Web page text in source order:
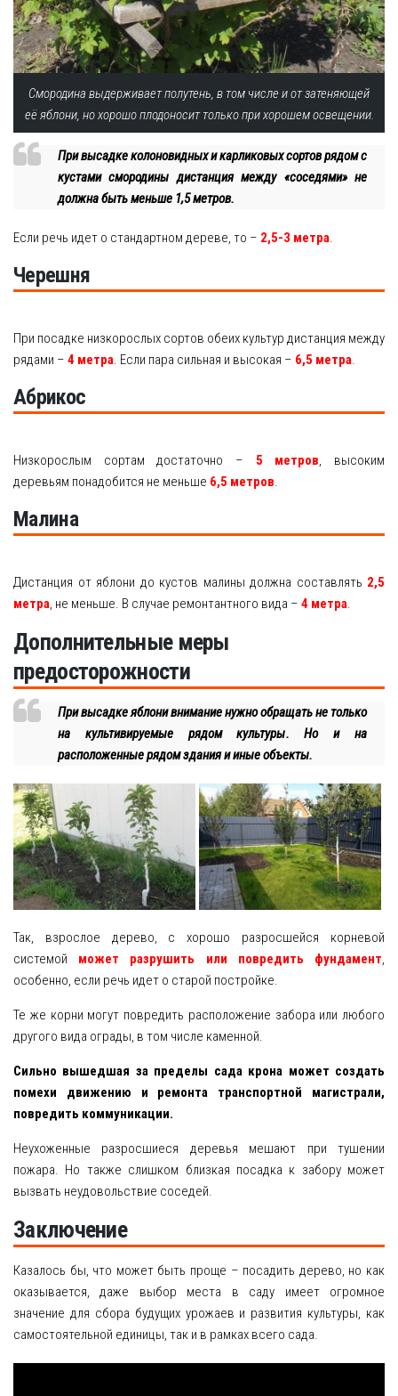
Смородина выдерживает полутень, в том числе и от затеняющей
её яблони, но хорошо плодоносит только при хорошем освещении.
При высадке колоновидных и карликовых сортов рядом с
кустами смородины дистанция между «соседями» не
должна быть меньше 1,5 метров.
Если речь идет о стандартном дереве, то – 2,5-3 метра.
Черешня
При посадке низкорослых сортов обеих культур дистанция между
рядами – 4 метра. Если пара сильная и высокая – 6,5 метра.
Абрикос
Низкорослым сортам достаточно – 5 метров, высоким
деревьям понадобится не меньше 6,5 метров.
Малина
Дистанция от яблони до кустов малины должна составлять 2,5
метра, не меньше. В случае ремонтантного вида – 4 метра.
Дополнительные меры
предосторожности
При высадке яблони внимание нужно обращать не только
на культивируемые рядом культуры. Но и на
расположенные рядом здания и иные объекты.
Так, взрослое дерево, с хорошо разросшейся корневой
системой может разрушить или повредить фундамент
особенно, если речь идет о старой постройке.
Те же корни могут повредить расположение забора или любого
другого вида ограды, в том числе каменной.
Сильно вышедшая за пределы сада крона может создать
помехи движению и ремонта транспортной магистрали,
повредить коммуникации.
Неухоженные разросшиеся деревья мешают при тушении
пожара. Но также слишком близкая посадка к забору может
вызвать неудовольствие соседей.
Заключение
Казалось бы, что может быть проще – посадить дерево, но как
оказывается, даже выбор места в саду имеет огромное
значение для сбора будущих урожаев и развития культуры, как
самостоятельной единицы, так и в рамках всего сада.